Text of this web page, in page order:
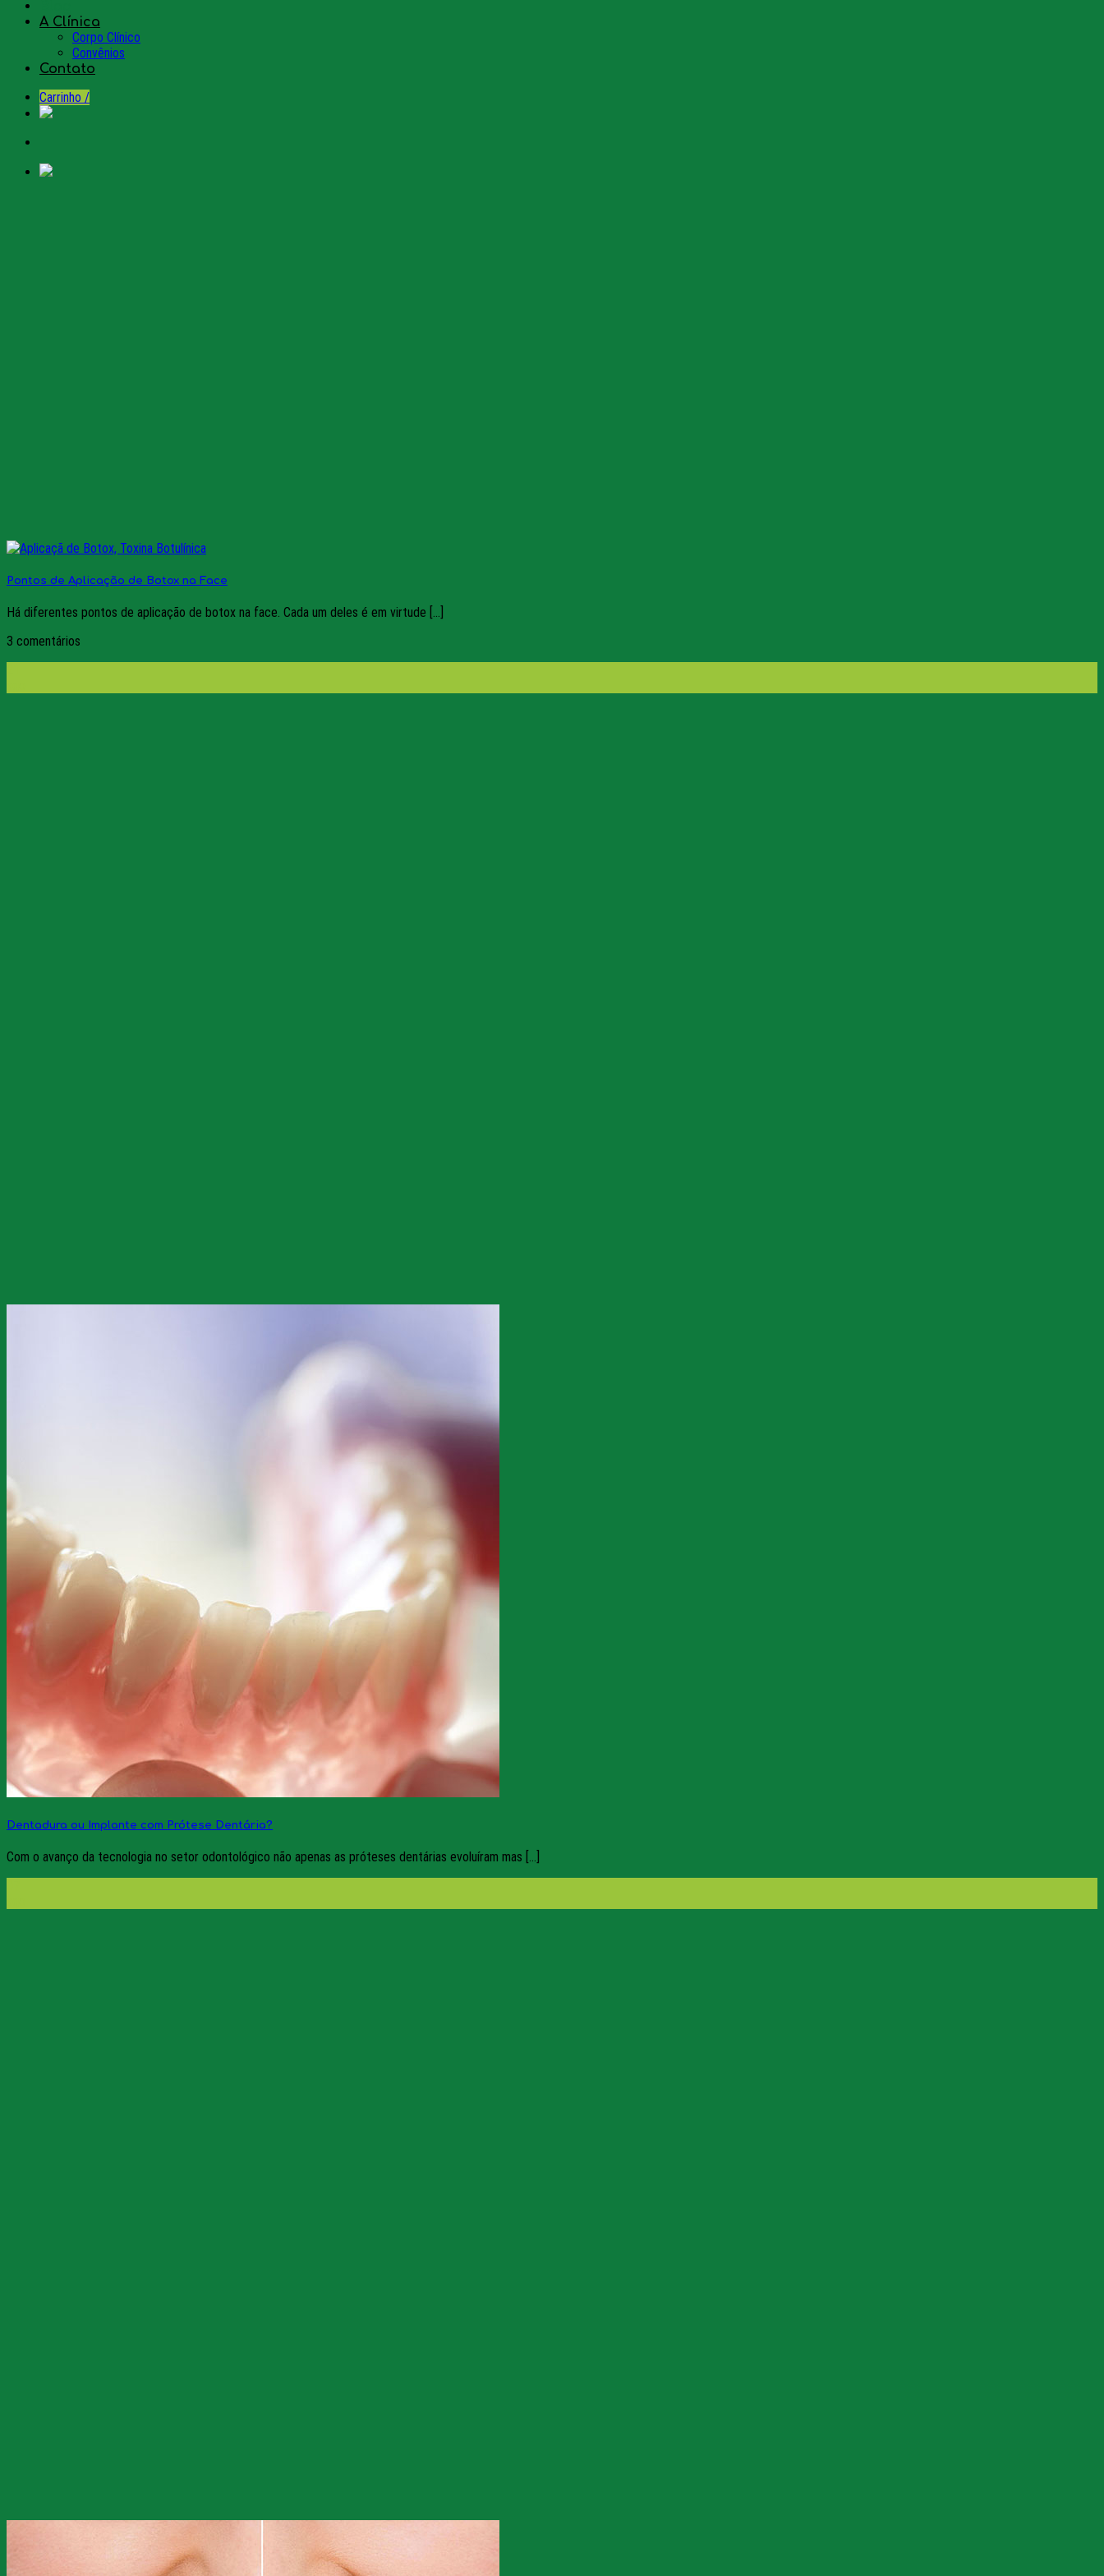
A Clínica
Corpo Clínico
Convênios
Contato
Carrinho /
Pontos de Aplicação de Botox na Face
Há diferentes pontos de aplicação de botox na face. Cada um deles é em virtude [...]
3 comentários
Dentadura ou Implante com Prótese Dentária?
Com o avanço da tecnologia no setor odontológico não apenas as próteses dentárias evoluíram mas [...]